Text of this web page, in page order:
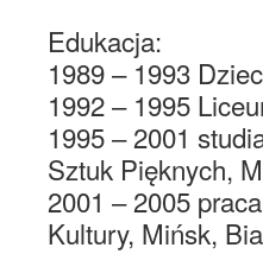
Edukacja:
1989 – 1993
1992 – 1995
1995 – 2001
Sztuk Pięknych,
2001 – 2005
Kultury, Mińsk,